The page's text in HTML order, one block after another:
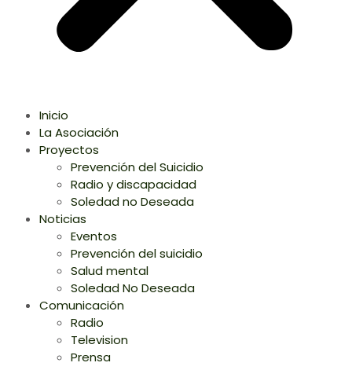
Inicio
La Asociación
Proyectos
Prevención del Suicidio
Radio y discapacidad
Soledad no Deseada
Noticias
Eventos
Prevención del suicidio
Salud mental
Soledad No Deseada
Comunicación
Radio
Television
Prensa